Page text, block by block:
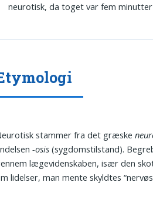
neurotisk, da toget var fem minutter
stammer fra det græske
-osis (sygdomstilstand).
lægevidenskaben, især den
lidelser, man mente skyldtes